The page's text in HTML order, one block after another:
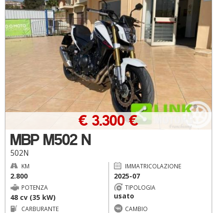
MBP M502 N
502N
€ 3.300 €
KM
2.800
IMMATRICOLAZIONE
2025-07
POTENZA
48 cv (35 kW)
TIPOLOGIA
usato
CARBURANTE CAMBIO